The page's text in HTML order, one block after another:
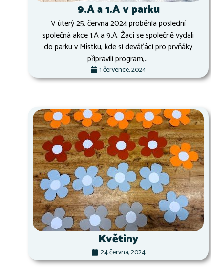
9.A a 1.A v parku
V úterý 25. června 2024 proběhla poslední
společná akce 1.A a 9.A. Žáci se společně vydali
do parku v Místku, kde si deváťáci pro prvňáky
připravili program,...
1 července, 2024
Květiny
24 června, 2024